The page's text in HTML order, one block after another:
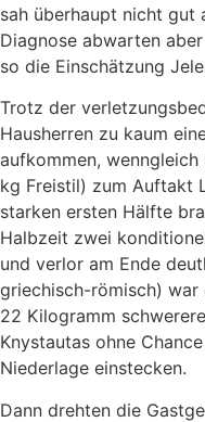
sah überhaupt nicht gut
Diagnose abwarten
so die Einschätzung
Trotz der
Hausherren zu kaum
aufkommen, wenngleich
kg Freistil) zum Auftakt
starken ersten Hälfte
Halbzeit zwei
und verlor am Ende
griechisch-römisch)
22 Kilogramm
Knystautas ohne
Niederlage einstecken.
Dann drehten die